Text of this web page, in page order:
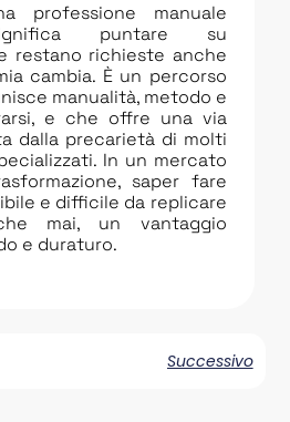
professione manuale
puntare su
restano richieste anche
cambia. È un percorso
manualità, metodo e
e che offre una via
dalla precarietà di molti
In un mercato
saper fare
e difficile da replicare
mai, un vantaggio
e duraturo.
Successivo